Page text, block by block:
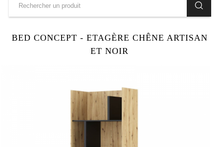
BED CONCEPT - ETAGÈRE CHÊNE ARTISAN
ET NOIR